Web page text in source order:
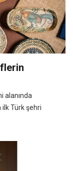
alanında
ilk Türk şehri